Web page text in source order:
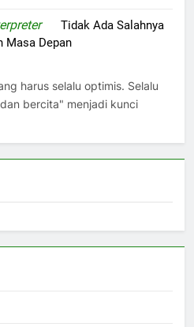
onTidak Ada Salahnya
Masa Depan
harus selalu optimis. Selalu
bercita" menjadi kunci